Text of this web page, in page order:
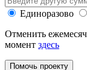
Единоразово
Отменить
момент здесь
Помочь проекту